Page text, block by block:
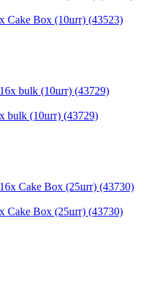
Cake Box (10шт) (43523)
bulk (10шт) (43729)
Cake Box (25шт) (43730)